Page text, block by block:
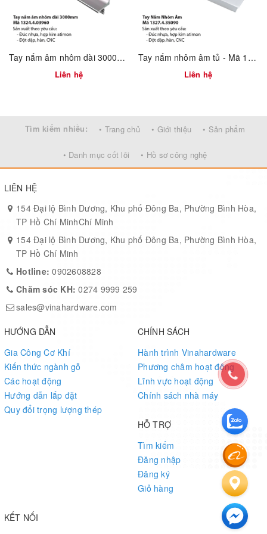
– Ứng dụng cho mọi không gian: căn hộ, văn phòng, showroom,
homestay.
Với tay nắm âm 1327.4.00901, bạn không chỉ nâng tầm thẩm mỹ
mà còn tối ưu trải nghiệm sử dụng. Hãy lựa chọn đa dạng kích
Tay nắm âm nhôm dài 3000mm - Mã 1324.4.03960
Liên hệ
Tay nắm nhôm âm tủ - Mã 1327.4.35090
Liên hệ
Tìm kiếm nhiều: • Trang chủ • Giới thiệu • Sản phẩm
• Danh mục cốt lõi • Hồ sơ công nghệ
LIÊN HỆ
154 Đại lộ Bình Dương, Khu phố Đông Ba, Phường Bình Hòa,
TP Hồ Chí MinhChí Minh
154 Đại lộ Bình Dương, Khu phố Đông Ba, Phường Bình Hòa,
TP Hồ Chí Minh
Hotline:0902608828
Chăm sóc KH:0274 9999 259
sales@vinahardware.com
HƯỚNG DẪN
Gia Công Cơ Khí
Kiến thức ngành gỗ
Các hoạt động
Hướng dẫn lắp đặt
Quy đổi trọng lượng thép
CHÍNH SÁCH
Hành trình Vinahardware
Phương châm hoạt động
Lĩnh vực hoạt động
Chính sách nhà máy
HỖ TRỢ
Tìm kiếm
Đăng nhập
Đăng ký
Giỏ hàng
KẾT NỐI